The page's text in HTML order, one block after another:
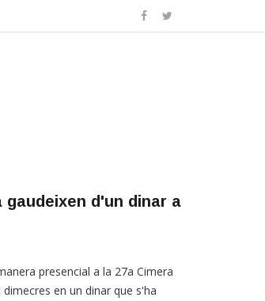
gaudeixen d'un dinar a
presencial a la 27a Cimera
en un dinar que s'ha